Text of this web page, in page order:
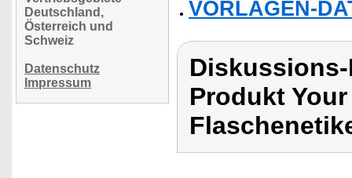
Deutschland,
Österreich und
Schweiz
Datenschutz
Impressum
VORLAGEN-
Produkt